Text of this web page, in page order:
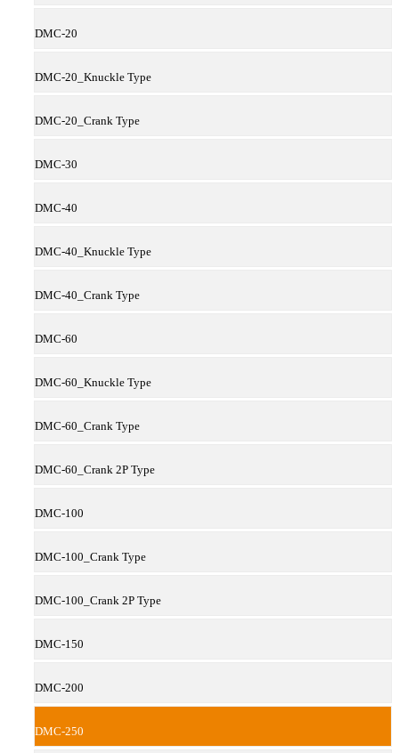
DMC-20
DMC-20_Knuckle Type
DMC-20_Crank Type
DMC-30
DMC-40
DMC-40_Knuckle Type
DMC-40_Crank Type
DMC-60
DMC-60_Knuckle Type
DMC-60_Crank Type
DMC-60_Crank 2P Type
DMC-100
DMC-100_Crank Type
DMC-100_Crank 2P Type
DMC-150
DMC-200
DMC-250